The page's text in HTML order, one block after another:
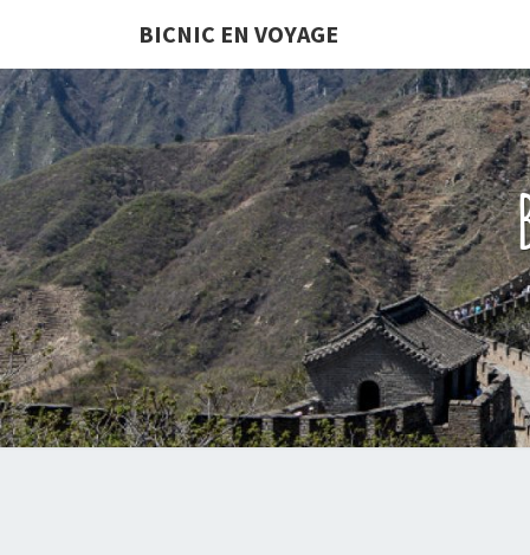
content
BICNIC EN VOYAGE